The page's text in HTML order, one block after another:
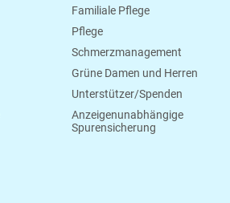
Familiale Pflege
Pflege
Schmerzmanagement
Grüne Damen und Herren
Unterstützer/Spenden
Anzeigenunabhängige
Spurensicherung